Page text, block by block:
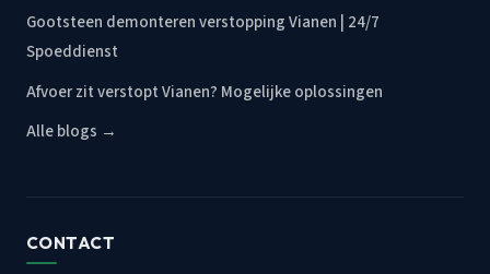
Gootsteen demonteren verstopping Vianen | 24/7
Spoeddienst
Afvoer zit verstopt Vianen? Mogelijke oplossingen
Alle blogs →
CONTACT